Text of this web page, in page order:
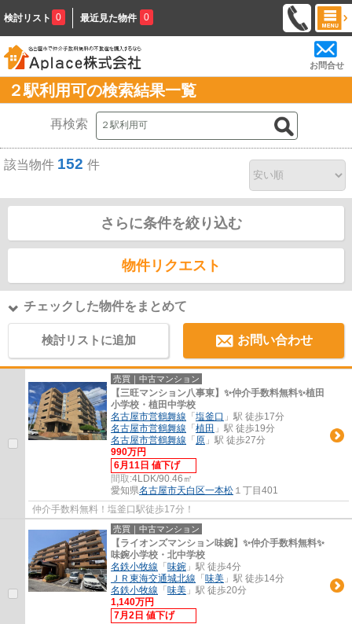
検討リスト 0 最近見た物件 0
お問合せ
２駅利用可の検索結果一覧
再検索
該当物件 152 件
さらに条件を絞り込む
物件リクエスト
チェックした物件をまとめて
検討リストに追加 お問い合わせ
売買｜中古マンション
【三旺マンション八事東】✨️仲介手数料無料✨️植田
小学校・植田中学校
名古屋市営鶴舞線 「 塩釜口 」駅 徒歩17分
名古屋市営鶴舞線 「 植田 」駅 徒歩19分
名古屋市営鶴舞線 「 原 」駅 徒歩27分
990万円
6月11日 値下げ
間取:4LDK/90.46㎡
愛知県名古屋市天白区一本松 １丁目401
仲介手数料無料！塩釜口駅徒歩17分！
売買｜中古マンション
【ライオンズマンション味鋺】✨️仲介手数料無料✨️
味鋺小学校・北中学校
名鉄小牧線 「 味鋺 」駅 徒歩4分
ＪＲ東海交通城北線 「 味美 」駅 徒歩14分
名鉄小牧線 「 味美 」駅 徒歩20分
1,140万円
7月2日 値下げ